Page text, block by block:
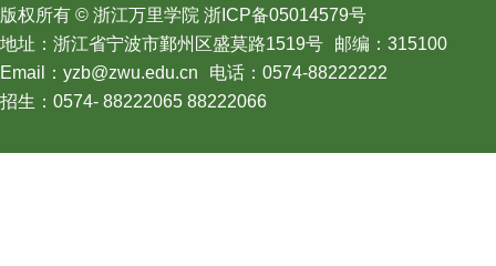
版权所有 © 浙江万里学院 浙ICP备05014579号
地址：浙江省宁波市鄞州区盛莫路1519号
邮编：315100
Email：yzb@zwu.edu.cn
电话：0574-88222222
招生：0574- 88222065 88222066